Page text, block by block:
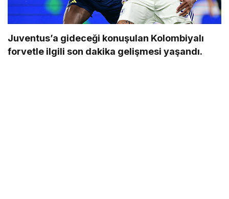
Juventus’a gideceği konuşulan Kolombiyalı
forvetle ilgili son dakika gelişmesi yaşandı.